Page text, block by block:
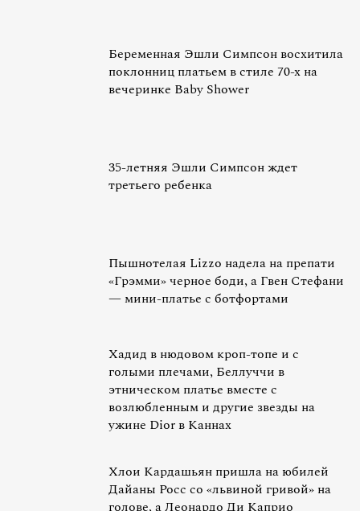
Беременная Эшли Симпсон восхитила
поклонниц платьем в стиле 70-х на
вечеринке Baby Shower
35-летняя Эшли Симпсон ждет
третьего ребенка
Пышнотелая Lizzo надела на препати
«Грэмми» черное боди, а Гвен Стефани
— мини-платье с ботфортами
Хадид в нюдовом кроп-топе и с
голыми плечами, Беллуччи в
этническом платье вместе с
возлюбленным и другие звезды на
ужине Dior в Каннах
Хлои Кардашьян пришла на юбилей
Дайаны Росс со «львиной гривой» на
голове, а Леонардо Ди Каприо